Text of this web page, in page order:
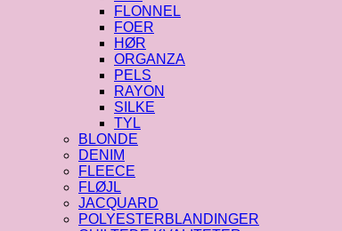
FLONNEL
FOER
HØR
ORGANZA
PELS
RAYON
SILKE
TYL
BLONDE
DENIM
FLEECE
FLØJL
JACQUARD
POLYESTERBLANDINGER